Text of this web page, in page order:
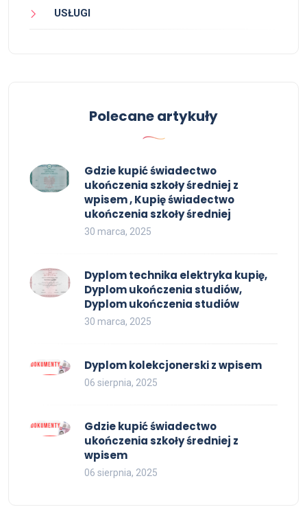
USŁUGI
Polecane artykuły
Gdzie kupić świadectwo
ukończenia szkoły średniej z
wpisem , Kupię świadectwo
ukończenia szkoły średniej
30 marca, 2025
Dyplom technika elektryka kupię,
Dyplom ukończenia studiów,
Dyplom ukończenia studiów
30 marca, 2025
Dyplom kolekcjonerski z wpisem
06 sierpnia, 2025
Gdzie kupić świadectwo
ukończenia szkoły średniej z
wpisem
06 sierpnia, 2025